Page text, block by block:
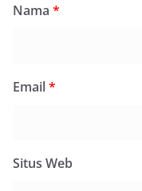
Nama *
Email*
Situs Web